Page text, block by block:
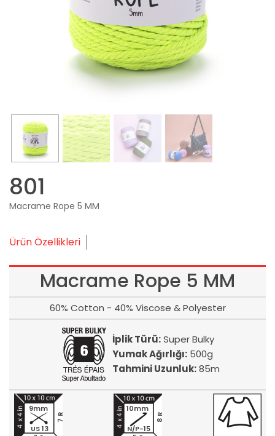
801
Macrame Rope 5 MM
Ürün Özellikleri
Macrame Rope 5 MM
60% Cotton - 40% Viscose & Polyester
İplik Türü:Super Bulky
Yumak Ağırlığı:500g
Tahmini Uzunluk:85m
7 R
9mm
US 13
8 R
10mm
N/P-15